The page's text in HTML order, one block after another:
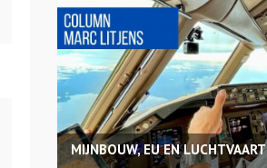
MIJNBOUW, EU EN LUCHTVAART